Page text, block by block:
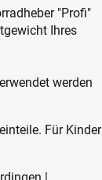
"Profi"
Ihres
werden
Für Kinder
|